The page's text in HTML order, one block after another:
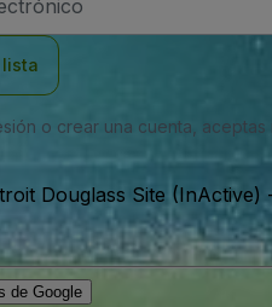
o crear una cuenta, aceptas
Douglass Site (InActive)
de Google